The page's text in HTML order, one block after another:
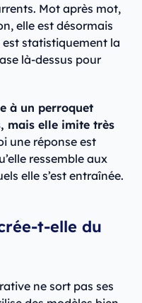
Mot après mot,
elle est désormais
statistiquement la
là-dessus pour
à un perroquet
mais elle imite très
une réponse est
ressemble aux
elle s’est entraînée.
t-elle du
ne sort pas ses